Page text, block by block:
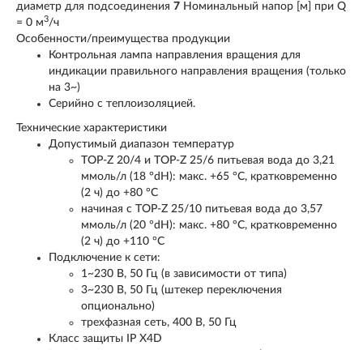
диаметр для подсоединения 7 Номинальный напор [м] при Q
= 0 м3/ч
Особенности/преимущества продукции
Контрольная лампа направления вращения для
индикации правильного направления вращения (только
на 3~)
Серийно с теплоизоляцией.
Технические характеристики
Допустимый диапазон температур
TOP-Z 20/4 и TOP-Z 25/6 питьевая вода до 3,21
ммоль/л (18 °dH): макс. +65 °C, кратковременно
(2 ч) до +80 °C
начиная с TOP-Z 25/10 питьевая вода до 3,57
ммоль/л (20 °dH): макс. +80 °C, кратковременно
(2 ч) до +110 °C
Подключение к сети:
1~230 В, 50 Гц (в зависимости от типа)
3~230 В, 50 Гц (штекер переключения
опционально)
трехфазная сеть, 400 В, 50 Гц
Класс защиты IP X4D